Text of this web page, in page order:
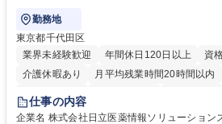
勤務地
東京都千代田区
業界未経験歓迎
年間休日120日以上
資
介護休暇あり
月平均残業時間20時間以内
住宅手当あり
育休あり
完全週休2日制 交通費支給
仕事の内容
企業名 株式会社日立医薬情報ソリューションズ 求人名 【総務・人事】